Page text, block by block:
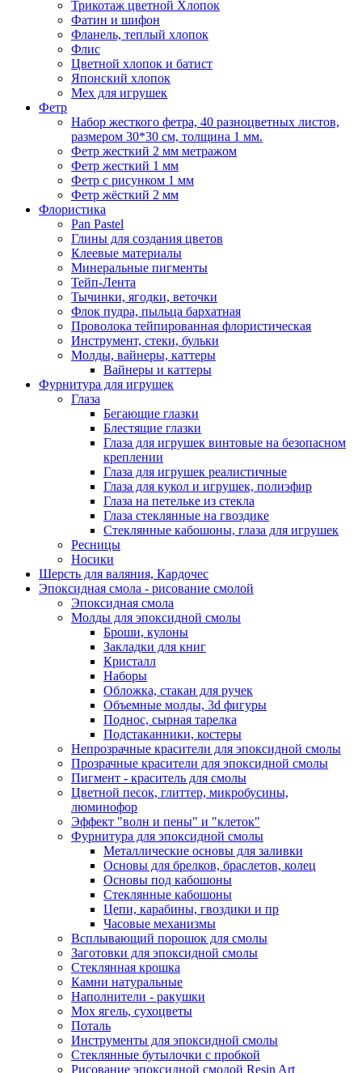
Трикотаж цветной Хлопок
Фатин и шифон
Фланель, теплый хлопок
Флис
Цветной хлопок и батист
Японский хлопок
Мех для игрушек
Фетр
Набор жесткого фетра, 40 разноцветных листов,
размером 30*30 см, толщина 1 мм.
Фетр жесткий 2 мм метражом
Фетр жесткий 1 мм
Фетр с рисунком 1 мм
Фетр жёсткий 2 мм
Флористика
Pan Pastel
Глины для создания цветов
Клеевые материалы
Минеральные пигменты
Тейп-Лента
Тычинки, ягодки, веточки
Флок пудра, пыльца бархатная
Проволока тейпированная флористическая
Инструмент, стеки, бульки
Молды, вайнеры, каттеры
Вайнеры и каттеры
Фурнитура для игрушек
Глаза
Бегающие глазки
Блестящие глазки
Глаза для игрушек винтовые на безопасном
креплении
Глаза для игрушек реалистичные
Глаза для кукол и игрушек, полиэфир
Глаза на петельке из стекла
Глаза стеклянные на гвоздике
Стеклянные кабошоны, глаза для игрушек
Ресницы
Носики
Шерсть для валяния, Кардочес
Эпоксидная смола - рисование смолой
Эпоксидная смола
Молды для эпоксидной смолы
Броши, кулоны
Закладки для книг
Кристалл
Наборы
Обложка, стакан для ручек
Объемные молды, 3d фигуры
Поднос, сырная тарелка
Подстаканники, костеры
Непрозрачные красители для эпоксидной смолы
Прозрачные красители для эпоксидной смолы
Пигмент - краситель для смолы
Цветной песок, глиттер, микробусины,
люминофор
Эффект "волн и пены" и "клеток"
Фурнитура для эпоксидной смолы
Металлические основы для заливки
Основы для брелков, браслетов, колец
Основы под кабошоны
Стеклянные кабошоны
Цепи, карабины, гвоздики и пр
Часовые механизмы
Всплывающий порошок для смолы
Заготовки для эпоксидной смолы
Стеклянная крошка
Камни натуральные
Наполнители - ракушки
Мох ягель, сухоцветы
Поталь
Инструменты для эпоксидной смолы
Стеклянные бутылочки с пробкой
Рисование эпоксидной смолой Resin Art